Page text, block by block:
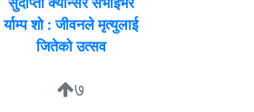
र्याम्प शो : जीवनले मृत्युलाई
जितेको उत्सव
७